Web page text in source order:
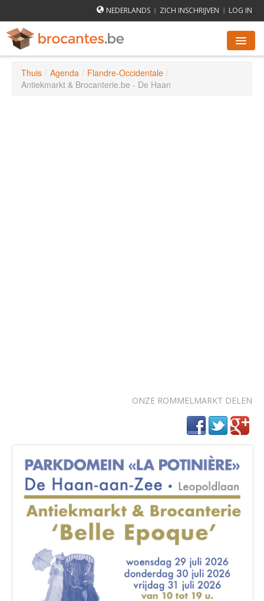
NEDERLANDS | ZICH INSCHRIJVEN | LOG IN
ROMMELMARKTEN AGENDA
Thuis / Agenda / Flandre-Occidentale /
Antiekmarkt & Brocanterie.be - De Haan
ONZE ROMMELMARKT DELEN